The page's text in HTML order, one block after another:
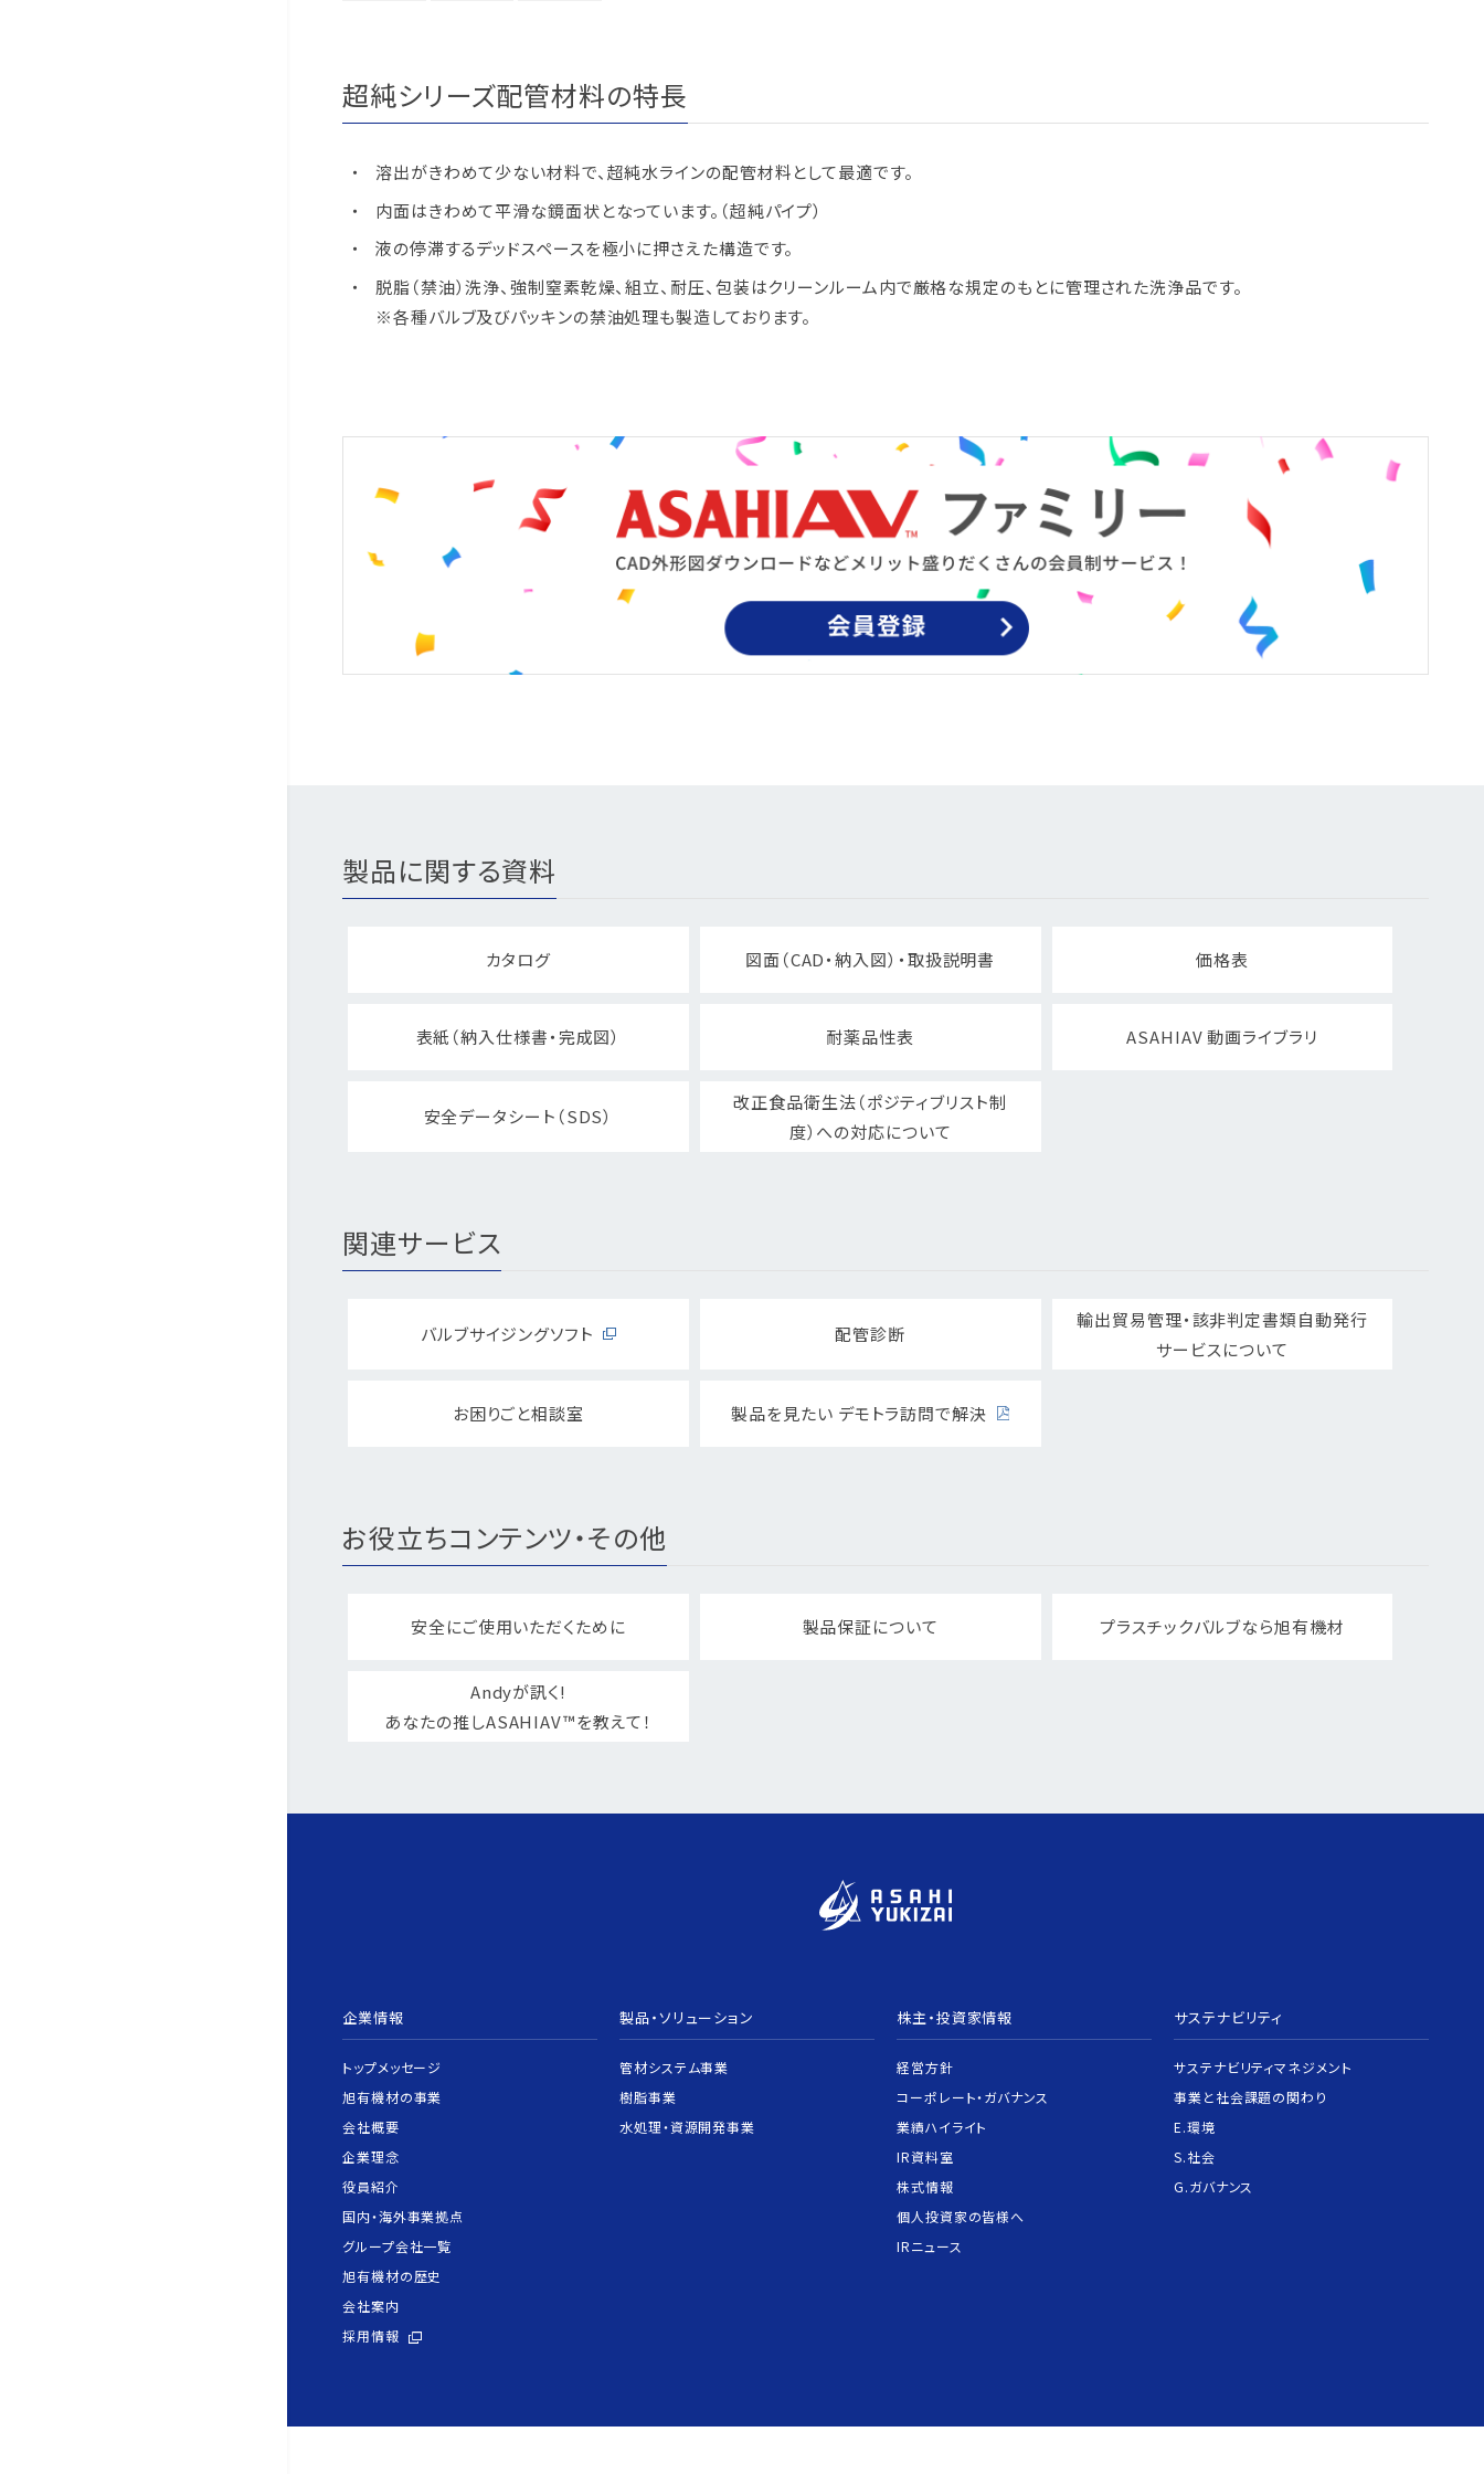
超純シリーズ配管材料の特長
溶出がきわめて少ない材料で、超純水ラインの配管材料として最適です。
内面はきわめて平滑な鏡面状となっています。（超純パイプ）
液の停滞するデッドスペースを極小に押さえた構造です。
脱脂（禁油）洗浄、強制窒素乾燥、組立、耐圧、包装はクリーンルーム内で厳格な規定のもとに管理された洗浄品です。
※各種バルブ及びパッキンの禁油処理も製造しております。
製品に関する資料
カタログ 図面（CAD・納入図）・取扱説明書 価格表
表紙（納入仕様書・完成図） 耐薬品性表 ASAHIAV 動画ライブラリ
安全データシート（SDS）
改正食品衛生法（ポジティブリスト制
度）への対応について
関連サービス
バルブサイジングソフト 配管診断
輸出貿易管理・該非判定書類自動発行
サービスについて
お困りごと相談室 製品を見たい デモトラ訪問で解決
お役立ちコンテンツ・その他
安全にご使用いただくために 製品保証について プラスチックバルブなら旭有機材
Andyが訊く!
あなたの推しASAHIAV™を教えて！
企業情報
トップメッセージ
旭有機材の事業
会社概要
企業理念
役員紹介
国内・海外事業拠点
グループ会社一覧
旭有機材の歴史
会社案内
採用情報
製品・ソリューション
管材システム事業
樹脂事業
水処理・資源開発事業
株主・投資家情報
経営方針
コーポレート・ガバナンス
業績ハイライト
IR資料室
株式情報
個人投資家の皆様へ
IRニュース
サステナビリティ
サステナビリティマネジメント
事業と社会課題の関わり
E.環境
S.社会
G.ガバナンス